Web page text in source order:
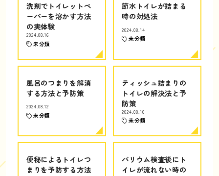
洗剤でトイレットペ
ーパーを溶かす方法
の実体験
2024.08.16
未分類
節水トイレが詰まる
時の対処法
2024.08.14
未分類
風呂のつまりを解消
する方法と予防策
2024.08.12
未分類
ティッシュ詰まりの
トイレの解決法と予
防策
2024.08.10
未分類
便秘によるトイレつ
まりを予防する方法
バリウム検査後にト
イレが流れない時の